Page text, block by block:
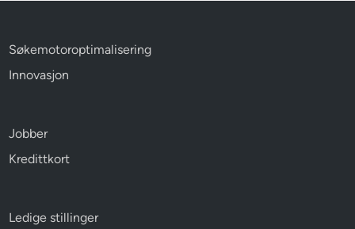
Søkemotoroptimalisering
Innovasjon
Jobber
Kredittkort
Ledige stillinger